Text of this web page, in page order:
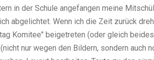
in der Schule angefangen meine
abgelichtet. Wenn ich die Zeit zurück
Komitee" beigetreten (oder gleich
nur wegen den Bildern, sondern auch